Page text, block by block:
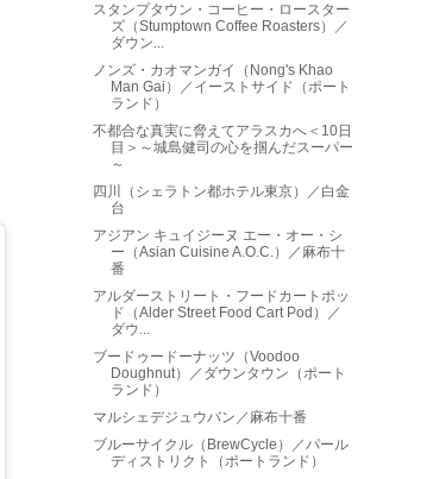
スタンプタウン・コーヒー・ロースター
ズ（Stumptown Coffee Roasters）／
ダウン...
ノンズ・カオマンガイ（Nong's Khao
Man Gai）／イーストサイド（ポート
ランド）
不都合な真実に脅えてアラスカへ＜10日
目＞～城島健司の心を掴んだスーパー
～
四川（シェラトン都ホテル東京）／白金
台
アジアン キュイジーヌ エー・オー・シ
ー（Asian Cuisine A.O.C.）／麻布十
番
アルダーストリート・フードカートポッ
ド（Alder Street Food Cart Pod）／
ダウ...
ブードゥードーナッツ（Voodoo
Doughnut）／ダウンタウン（ポート
ランド）
マルシェデジュウバン／麻布十番
ブルーサイクル（BrewCycle）／パール
ディストリクト（ポートランド）